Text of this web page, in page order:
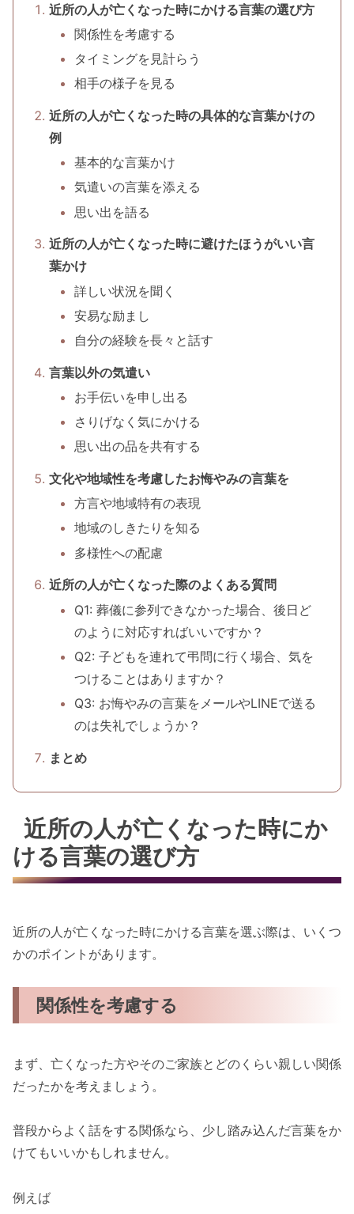
近所の人が亡くなった時にかける言葉の選び方
関係性を考慮する
タイミングを見計らう
相手の様子を見る
近所の人が亡くなった時の具体的な言葉かけの
例
基本的な言葉かけ
気遣いの言葉を添える
思い出を語る
近所の人が亡くなった時に避けたほうがいい言
葉かけ
詳しい状況を聞く
安易な励まし
自分の経験を長々と話す
言葉以外の気遣い
お手伝いを申し出る
さりげなく気にかける
思い出の品を共有する
文化や地域性を考慮したお悔やみの言葉を
方言や地域特有の表現
地域のしきたりを知る
多様性への配慮
近所の人が亡くなった際のよくある質問
Q1: 葬儀に参列できなかった場合、後日ど
のように対応すればいいですか？
Q2: 子どもを連れて弔問に行く場合、気を
つけることはありますか？
Q3: お悔やみの言葉をメールやLINEで送る
のは失礼でしょうか？
まとめ
近所の人が亡くなった時にか
ける言葉の選び方
近所の人が亡くなった時にかける言葉を選ぶ際は、いくつ
かのポイントがあります。
関係性を考慮する
まず、亡くなった方やそのご家族とどのくらい親しい関係
だったかを考えましょう。
普段からよく話をする関係なら、少し踏み込んだ言葉をか
けてもいいかもしれません。
例えば